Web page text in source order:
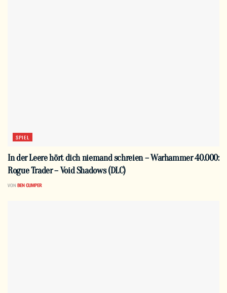
SPIEL
In der Leere hört dich niemand schreien – Warhammer 40.000:
Rogue Trader – Void Shadows (DLC)
VON BEN GUMPER